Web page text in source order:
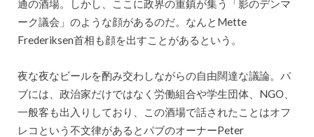
通の酒場。しかし、ここに政界の重鎮が集う「影のデンマ
ーク議会」のような顔があるのだ。なんとMette
Frederiksen首相も顔を出すことがあるという。
夜な夜なビールを酌み交わしながらの自由闊達な議論。パ
ブには、政治家だけではなく労働組合や学生団体、NGO、
一般客も出入りしており、この酒場で話されたことはオフ
レコという不文律があるとパブのオーナーPeter